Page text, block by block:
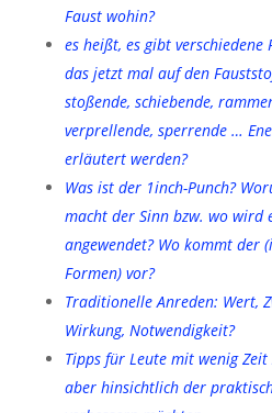
Faust wohin?
es heißt, es gibt verschiedene
das jetzt mal auf den
stoßende, schiebende,
verprellende, sperrende …
erläutert werden?
Was ist der 1inch-Punch?
macht der Sinn bzw. wo wird
angewendet? Wo kommt der
Formen) vor?
Traditionelle Anreden: Wert,
Wirkung, Notwendigkeit?
Tipps für Leute mit wenig
aber hinsichtlich der